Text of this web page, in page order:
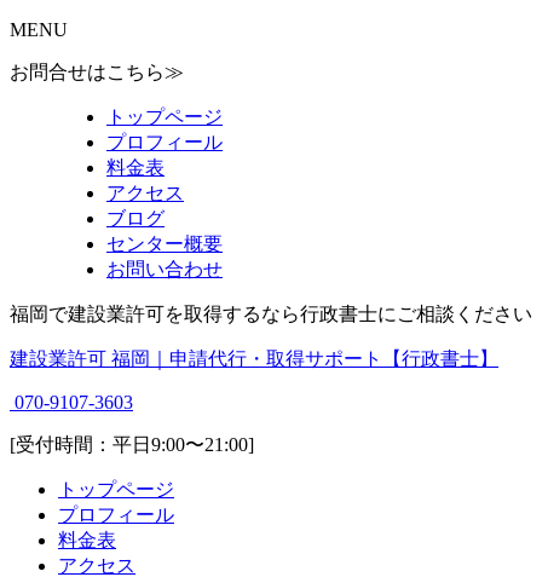
MENU
お問合せはこちら≫
トップページ
プロフィール
料金表
アクセス
ブログ
センター概要
お問い合わせ
福岡で建設業許可を取得するなら行政書士にご相談ください
建設業許可 福岡｜申請代行・取得サポート【行政書士】
070-9107-3603
[受付時間：平日9:00〜21:00]
トップページ
プロフィール
料金表
アクセス